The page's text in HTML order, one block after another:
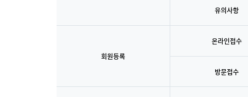
유의사항
회원등록
온라인접수
방문접수